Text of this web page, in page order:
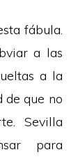
fábula.
a las
a la
de que no
Sevilla
para